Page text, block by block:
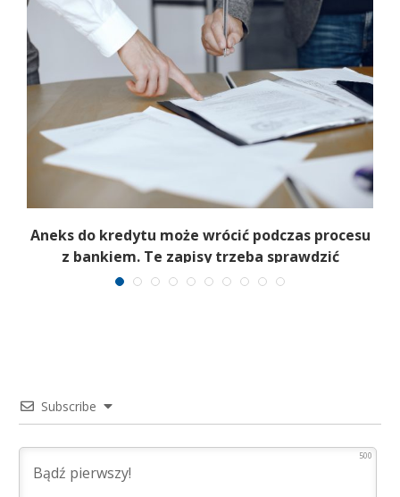
Aneks do kredytu może wrócić podczas procesu
z bankiem. Te zapisy trzeba sprawdzić
Subscribe
500